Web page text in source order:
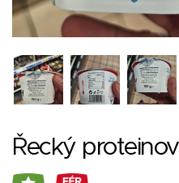
Řecký